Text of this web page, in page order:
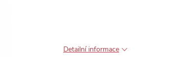
Detailní informace